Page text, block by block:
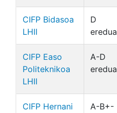
CIFP Bidasoa
LHII
D
eredua
CIFP Easo
Politeknikoa
LHII
A-D
eredua
CIFP Hernani
A-B+-